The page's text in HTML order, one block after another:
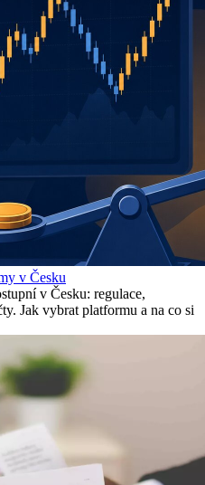
v Česku
v Česku: regulace,
Jak vybrat platformu a na co si